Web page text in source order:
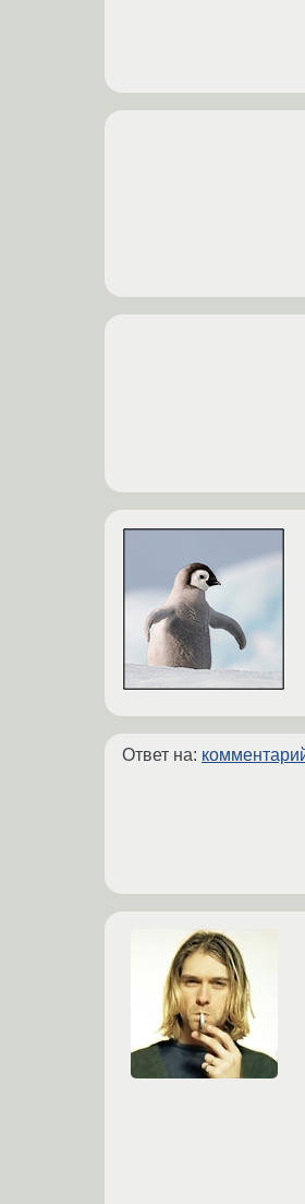
Ответ на: